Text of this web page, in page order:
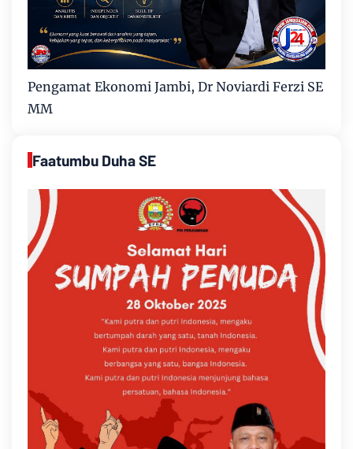
Pengamat Ekonomi Jambi, Dr Noviardi Ferzi SE
MM
Faatumbu Duha SE